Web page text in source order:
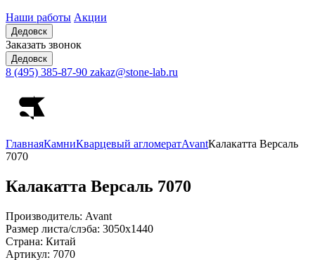
Наши работы Акции
Дедовск
Заказать звонок
Дедовск
8 (495) 385-87-90 zakaz@stone-lab.ru
ГлавнаяКамниКварцевый агломератAvantКалакатта Версаль
7070
Калакатта Версаль 7070
Производитель: Avant
Размер листа/слэба: 3050х1440
Страна: Китай
Артикул: 7070